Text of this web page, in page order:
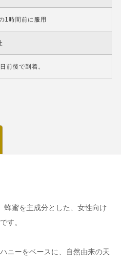
1時間前に服用
前後で到着。
蜂蜜を主成分とした、女性向け
す。
ニーをベースに、自然由来の天